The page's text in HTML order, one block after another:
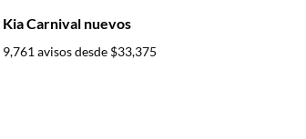
Kia Carnival nuevos
9,761 avisos desde $33,375